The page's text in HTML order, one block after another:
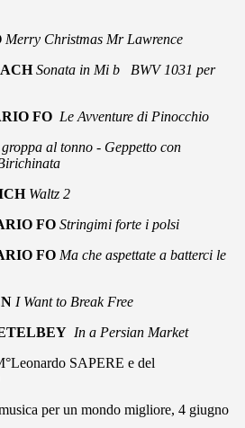
Merry Christmas Mr Lawrence
Sonata in Mi b BWV 1031 per
FO Le Avventure di Pinocchio
al tonno - Geppetto con
Waltz 2
FO Stringimi forte i polsi
FO Ma che aspettate a batterci le
I Want to Break Free
In a Persian Market
SAPERE e del
per un mondo migliore, 4 giugno